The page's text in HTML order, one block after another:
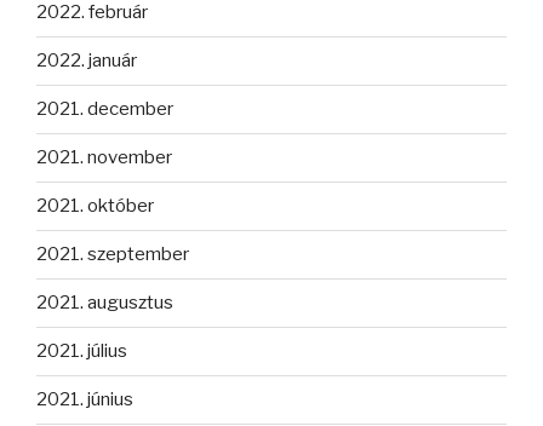
2022. február
2022. január
2021. december
2021. november
2021. október
2021. szeptember
2021. augusztus
2021. július
2021. június